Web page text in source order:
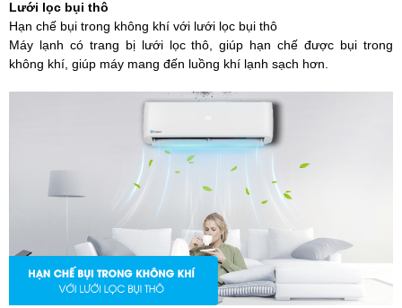
Lưới lọc bụi thô
Hạn chế bụi trong không khí với lưới lọc bụi thô
Máy lạnh có trang bị lưới lọc thô, giúp hạn chế được bụi trong
không khí, giúp máy mang đến luồng khí lạnh sạch hơn.